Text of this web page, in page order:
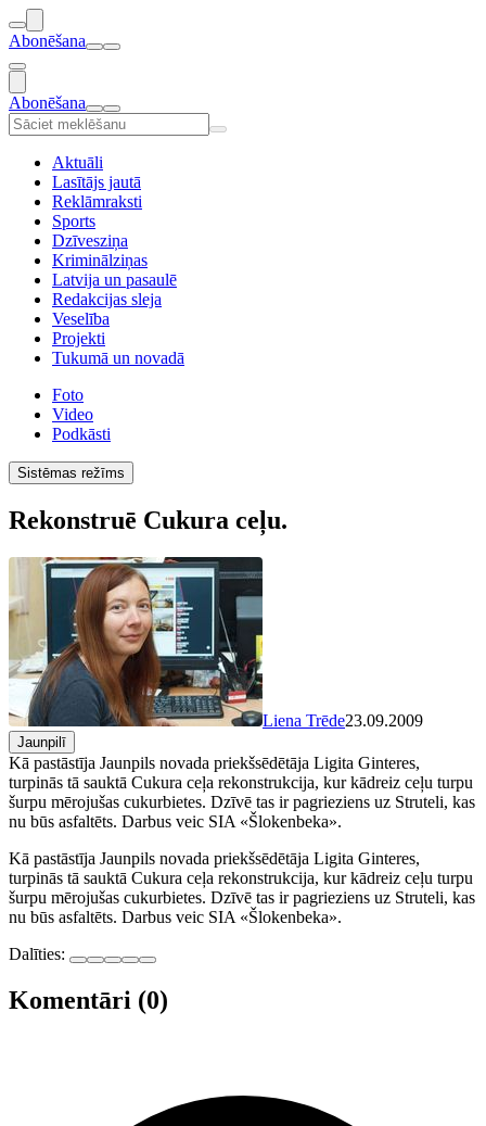
Abonēšana
Abonēšana
Aktuāli
Lasītājs jautā
Reklāmraksti
Sports
Dzīvesziņa
Kriminālziņas
Latvija un pasaulē
Redakcijas sleja
Veselība
Projekti
Tukumā un novadā
Foto
Video
Podkāsti
Sistēmas režīms
Rekonstruē Cukura ceļu.
Liena Trēde23.09.2009
Jaunpilī
Kā pastāstīja Jaunpils novada priekšsēdētāja Ligita Ginteres,
turpinās tā sauktā Cukura ceļa rekonstrukcija, kur kādreiz ceļu turpu
šurpu mērojušas cukurbietes. Dzīvē tas ir pagrieziens uz Struteli, kas
nu būs asfaltēts. Darbus veic SIA «Šlokenbeka».
Kā pastāstīja Jaunpils novada priekšsēdētāja Ligita Ginteres,
turpinās tā sauktā Cukura ceļa rekonstrukcija, kur kādreiz ceļu turpu
šurpu mērojušas cukurbietes. Dzīvē tas ir pagrieziens uz Struteli, kas
nu būs asfaltēts. Darbus veic SIA «Šlokenbeka».
Dalīties:
Komentāri (0)